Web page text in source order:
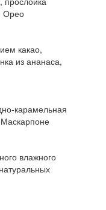
Орео
какао,
из ананаса,
карамельная
влажного